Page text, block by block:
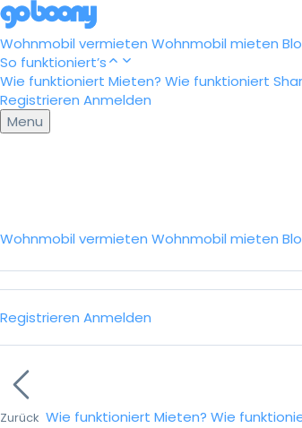
Wohnmobil vermieten Wohnmobil mieten
So funktioniert’s
Wie funktioniert Mieten? Wie funktioniert
Registrieren Anmelden
Menu
Wohnmobil vermieten Wohnmobil mieten
Registrieren Anmelden
Zurück Wie funktioniert Mieten? Wie